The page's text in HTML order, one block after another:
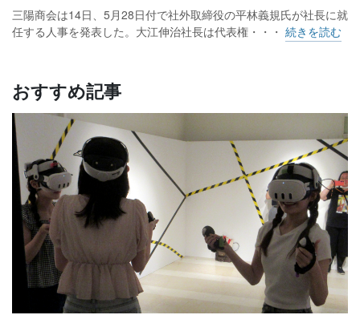
三陽商会は14日、5月28日付で社外取締役の平林義規氏が社長に就
任する人事を発表した。大江伸治社長は代表権・・・ 続きを読む
おすすめ記事